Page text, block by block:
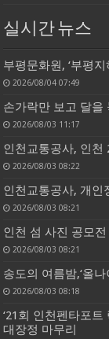
실시간 뉴스
부평문화원, ‘부평
2026/08/04 07:49
손가락만 보고 달을
2026/08/03 11:17
인천교통공사, 인천
2026/08/03 08:22
인천교통공사, 개인
2026/08/03 08:21
인천 섬 사진 공모전
2026/08/03 08:21
송도의 여름밤,‘올
2026/08/03 08:18
‘21회 인천펜타포
대장정 마무리